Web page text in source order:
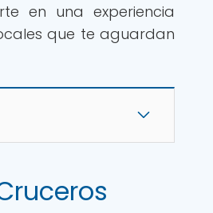
en una experiencia
que te aguardan